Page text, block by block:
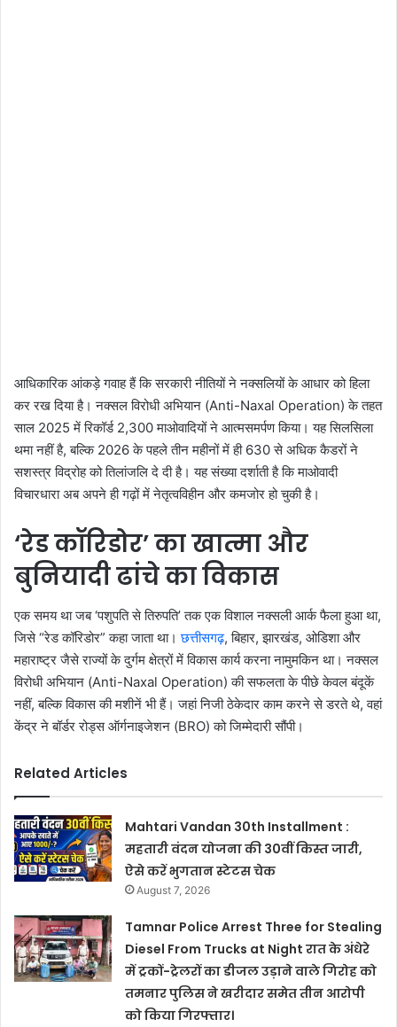
आधिकारिक आंकड़े गवाह हैं कि सरकारी नीतियों ने नक्सलियों के आधार को हिला
कर रख दिया है। नक्सल विरोधी अभियान (Anti-Naxal Operation) के तहत
साल 2025 में रिकॉर्ड 2,300 माओवादियों ने आत्मसमर्पण किया। यह सिलसिला
थमा नहीं है, बल्कि 2026 के पहले तीन महीनों में ही 630 से अधिक कैडरों ने
सशस्त्र विद्रोह को तिलांजलि दे दी है। यह संख्या दर्शाती है कि माओवादी
विचारधारा अब अपने ही गढ़ों में नेतृत्वविहीन और कमजोर हो चुकी है।
‘रेड कॉरिडोर’ का खात्मा और
बुनियादी ढांचे का विकास
एक समय था जब ‘पशुपति से तिरुपति’ तक एक विशाल नक्सली आर्क फैला हुआ था,
जिसे “रेड कॉरिडोर” कहा जाता था।छत्तीसगढ़, बिहार, झारखंड, ओडिशा और
महाराष्ट्र जैसे राज्यों के दुर्गम क्षेत्रों में विकास कार्य करना नामुमकिन था। नक्सल
विरोधी अभियान (Anti-Naxal Operation) की सफलता के पीछे केवल बंदूकें
नहीं, बल्कि विकास की मशीनें भी हैं। जहां निजी ठेकेदार काम करने से डरते थे, वहां
केंद्र ने बॉर्डर रोड्स ऑर्गनाइजेशन (BRO) को जिम्मेदारी सौंपी।
Related Articles
Mahtari Vandan 30th Installment :
महतारी वंदन योजना की 30वीं किस्त जारी,
ऐसे करें भुगतान स्टेटस चेक
August 7, 2026
Tamnar Police Arrest Three for Stealing
Diesel From Trucks at Night रात के अंधेरे
में ट्रकों-ट्रेलरों का डीजल उड़ाने वाले गिरोह को
तमनार पुलिस ने खरीदार समेत तीन आरोपी
को किया गिरफ्तार।